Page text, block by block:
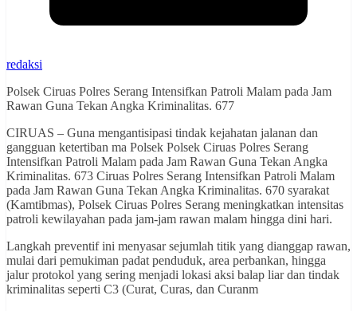
redaksi
Polsek Ciruas Polres Serang Intensifkan Patroli Malam pada Jam
Rawan Guna Tekan Angka Kriminalitas. 677
CIRUAS – Guna mengantisipasi tindak kejahatan jalanan dan
gangguan ketertiban ma Polsek Polsek Ciruas Polres Serang
Intensifkan Patroli Malam pada Jam Rawan Guna Tekan Angka
Kriminalitas. 673 Ciruas Polres Serang Intensifkan Patroli Malam
pada Jam Rawan Guna Tekan Angka Kriminalitas. 670 syarakat
(Kamtibmas), Polsek Ciruas Polres Serang meningkatkan intensitas
patroli kewilayahan pada jam-jam rawan malam hingga dini hari.
Langkah preventif ini menyasar sejumlah titik yang dianggap rawan,
mulai dari pemukiman padat penduduk, area perbankan, hingga
jalur protokol yang sering menjadi lokasi aksi balap liar dan tindak
kriminalitas seperti C3 (Curat, Curas, dan Curanm